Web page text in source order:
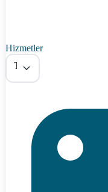
Hizmetler
Tümü